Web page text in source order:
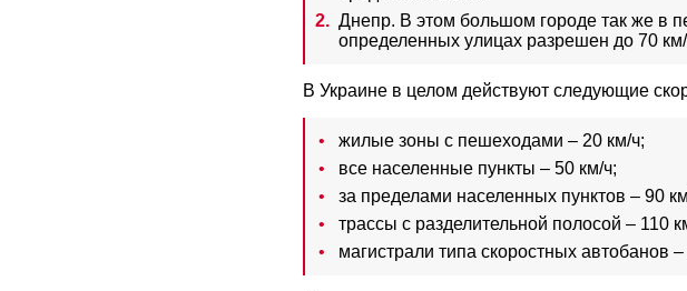
Днепр. В этом большом городе так же в
определенных улицах разрешен до 70
В Украине в целом действуют следующие
жилые зоны с пешеходами – 20 км/ч;
все населенные пункты – 50 км/ч;
за пределами населенных пунктов – 90
трассы с разделительной полосой – 110
магистрали типа скоростных автобанов